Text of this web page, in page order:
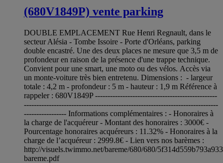
(680V1849P) vente parking
DOUBLE EMPLACEMENT Rue Henri Regnault, dans le
secteur Alésia - Tombe Issoire - Porte d'Orléans, parking
double encastré. Une des deux places ne mesure que 3,5 m de
profondeur en raison de la présence d'une trappe technique.
Convient pour une smart, une moto ou des vélos. Accès via
un monte-voiture très bien entretenu. Dimensions : - largeur
totale : 4,2 m - profondeur : 5 m - hauteur : 1,9 m Référence à
rappeler : 680V1849P -------------------------------------------------
------------------------------------------------------------------------------
----------------- Informations complémentaires : - Honoraires à
la charge de l'acquéreur - Montant des honoraires : 3000€ -
Pourcentage honoraires acquéreurs : 11.32% - Honoraires à la
charge de l’acquéreur : 2999.8€ - Lien vers nos barèmes :
http://visuels.twimmo.net/bareme/680/680/
bareme.pdf